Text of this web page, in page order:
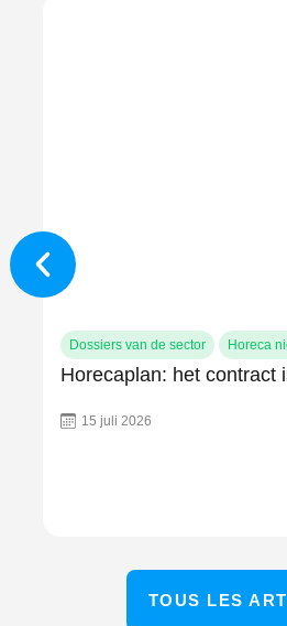
Dossiers van de sector Horeca
Horecaplan: het contract
15 juli 2026
TOUS LES